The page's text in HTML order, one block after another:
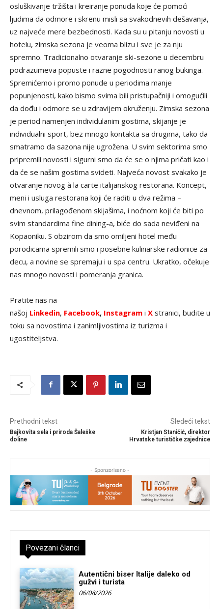
osluškivanje tržišta i kreiranje ponuda koje će pomoći
ljudima da odmore i skrenu misli sa svakodnevih dešavanja,
uz najveće mere bezbednosti. Kada su u pitanju novosti u
hotelu, zimska sezona je veoma blizu i sve je za nju
spremno. Tradicionalno otvaranje ski-sezone u decembru
podrazumeva popuste i razne pogodnosti ranog bukinga.
Spremićemo i promo ponude u periodima manje
popunjenosti, kako bismo svima bili pristupačniji i omogućili
da dođu i odmore se u zdravijem okruženju. Zimska sezona
je period namenjen individulanim gostima, skijanje je
individualni sport, bez mnogo kontakta sa drugima, tako da
smatramo da sazona nije ugrožena. U svim sektorima smo
pripremili novosti i sigurni smo da će se o njima pričati kao i
da će se našim gostima svideti. Najveća novost svakako je
otvaranje novog à la carte italijanskog restorana. Koncept,
meni i usluga restorana koji će raditi u dva režima –
dnevnom, prilagođenom skijašima, i noćnom koji će biti po
svim standardima fine dining-a, biće do sada neviđeni na
Kopaoniku. S obzirom da smo omiljeni hotel među
porodicama spremili smo i posebne kulinarske radionice za
decu, a novine se spremaju i u spa centru. Ukratko, očekuje
nas mnogo novosti i pomeranja granica.
Pratite nas na
našoj Linkedin, Facebook, Instagram i X stranici, budite u
toku sa novostima i zanimljivostima iz turizma i
ugostiteljstva.
Prethodni tekst
Bajkovita sela i priroda Šaleške
doline
Sledeći tekst
Kristjan Staničić, direktor
Hrvatske turističke zajednice
- Sponzorisano -
Povezani članci
Autentični biser Italije daleko od
gužvi i turista
06/08/2026